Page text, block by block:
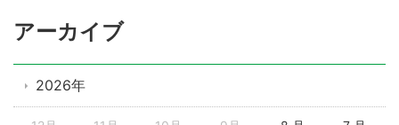
アーカイブ
2026年